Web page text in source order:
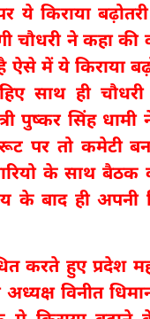
किराया बढ़ोतरी
चौधरी ने कहा की
में ये किराया
साथ ही
पुष्कर सिंह धामी
पर तो कमेटी
के साथ बैठक
बाद ही अपनी
करते हुए प्रदेश
अध्यक्ष विनीत